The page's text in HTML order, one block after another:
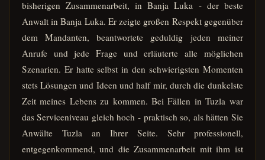
bisherigen Zusammenarbeit, in Banja Luka - der beste
Anwalt in Banja Luka. Er zeigte großen Respekt gegenüber
dem Mandanten, beantwortete geduldig jeden meiner
Anrufe und jede Frage und erläuterte alle möglichen
Szenarien. Er hatte selbst in den schwierigsten Momenten
stets Lösungen und Ideen und half mir, durch die dunkelste
Zeit meines Lebens zu kommen. Bei Fällen in Tuzla war
das Serviceniveau gleich hoch - praktisch so, als hätten Sie
Anwälte Tuzla an Ihrer Seite. Sehr professionell,
entgegenkommend, und die Zusammenarbeit mit ihm ist